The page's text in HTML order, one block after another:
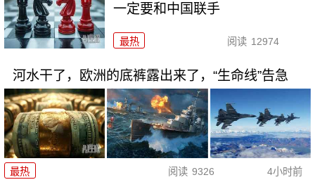
一定要和中国联手
最热 阅读 12974
河水干了，欧洲的底裤露出来了，“生命线”告急
最热 阅读 9326 4小时前